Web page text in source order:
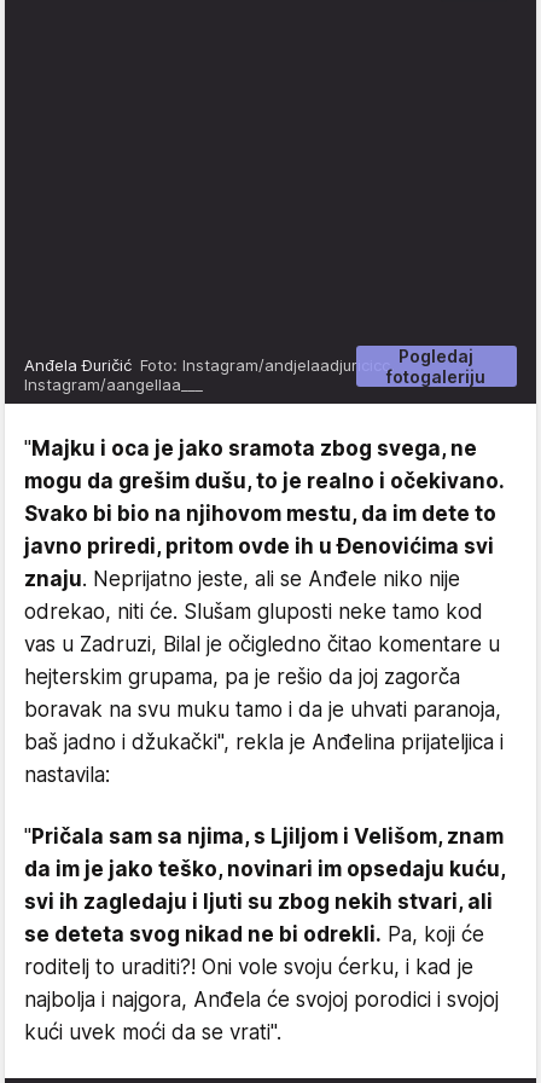
Pogledaj
fotogaleriju
Anđela Đuričić Foto: Instagram/andjelaadjuricicc,
Instagram/aangellaa___
"Majku i oca je jako sramota zbog svega, ne
mogu da grešim dušu, to je realno i očekivano.
Svako bi bio na njihovom mestu, da im dete to
javno priredi, pritom ovde ih u Đenovićima svi
znaju. Neprijatno jeste, ali se Anđele niko nije
odrekao, niti će. Slušam gluposti neke tamo kod
vas u Zadruzi, Bilal je očigledno čitao komentare u
hejterskim grupama, pa je rešio da joj zagorča
boravak na svu muku tamo i da je uhvati paranoja,
baš jadno i džukački", rekla je Anđelina prijateljica i
nastavila:
"Pričala sam sa njima, s Ljiljom i Velišom, znam
da im je jako teško, novinari im opsedaju kuću,
svi ih zagledaju i ljuti su zbog nekih stvari, ali
se deteta svog nikad ne bi odrekli. Pa, koji će
roditelj to uraditi?! Oni vole svoju ćerku, i kad je
najbolja i najgora, Anđela će svojoj porodici i svojoj
kući uvek moći da se vrati".